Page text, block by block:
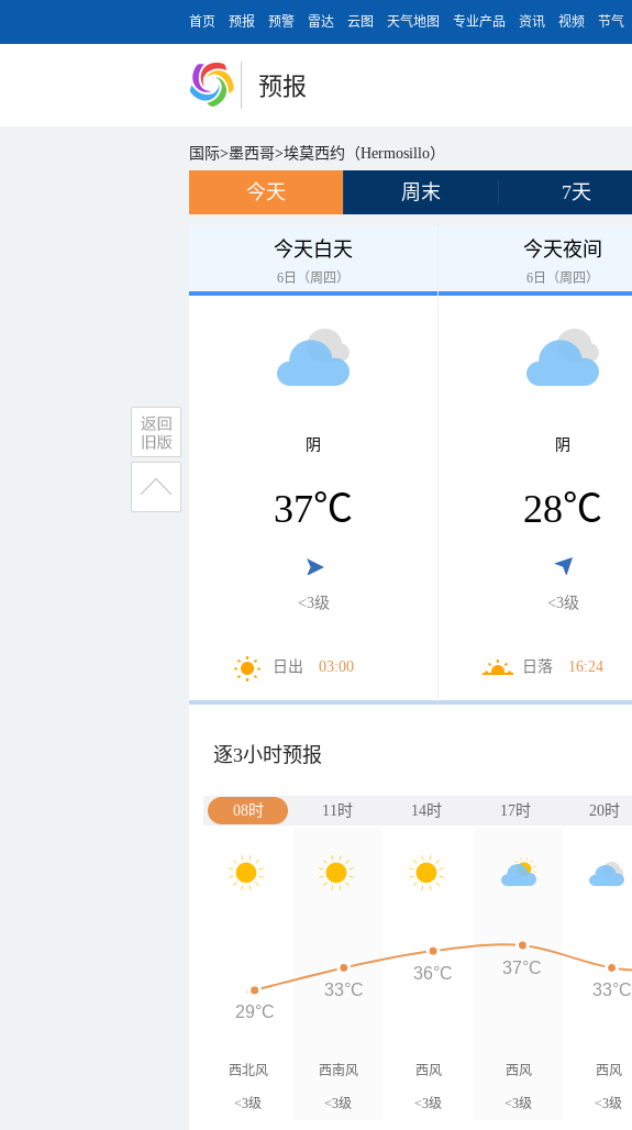
首页 预报 预警 雷达 云图 天气地图 专业产品 资讯 视频 节气
预报
国际>墨西哥>埃莫西约（Hermosillo）
今天 周末 7天
今天白天
6日（周四）
阴
37℃
<3级
日出 03:00
今天夜间
6日（周四）
阴
28℃
<3级
日落 16:24
逐3小时预报
08时 11时 14时 17时 20时
西北风
<3级
西南风
<3级
西风
<3级
西风
<3级
西风
<3级
29°C
33°C
36°C 37°C
33°C